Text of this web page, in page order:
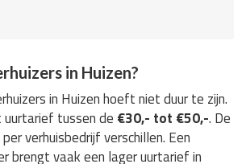
in Huizen?
in Huizen hoeft niet duur te zijn.
tussen de €30,- tot €50,-. De
verhuisbedrijf verschillen. Een
brengt vaak een lager uurtarief in